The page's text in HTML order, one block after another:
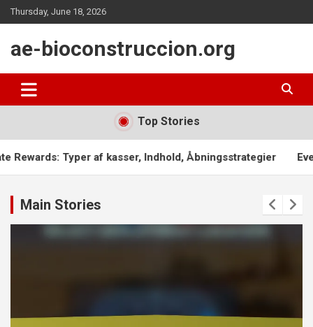
Skip
to
Thursday, June 18, 2026
ae-bioconstruccion.org
Top Stories
Indhold, Åbningsstrategier Eventpræmie-strategier:
Main Stories